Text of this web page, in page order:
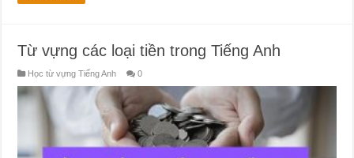
Từ vựng các loại tiền trong Tiếng Anh
Học từ vựng Tiếng Anh 0